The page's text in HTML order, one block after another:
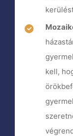
kell,